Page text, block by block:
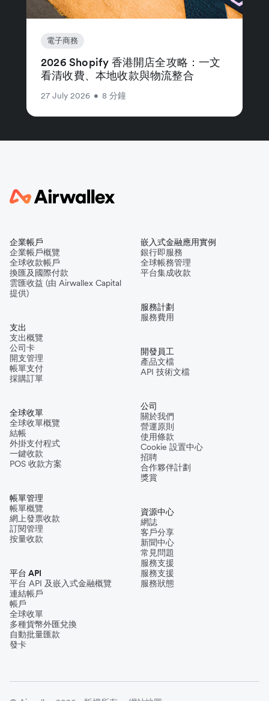
電子商務
2026 Shopify 香港開店全攻略：一文
看清收費、本地收款與物流整合
27 July 2026 • 8 分鐘
企業帳戶
企業帳戶概覽
全球收款帳戶
換匯及國際付款
雲匯收益 (由 Airwallex Capital
提供)
支出
支出概覽
公司卡
開支管理
帳單支付
採購訂單
全球收單
全球收單概覽
結帳
外掛支付程式
一鍵收款
POS 收款方案
帳單管理
帳單概覽
網上發票收款
訂閱管理
按量收款
平台 API
平台 API 及嵌入式金融概覽
連結帳戶
帳戶
全球收單
多種貨幣外匯兌換
自動批量匯款
發卡
嵌入式金融應用實例
銀行即服務
全球帳務管理
平台集成收款
服務計劃
服務費用
開發員工
產品文檔
API 技術文檔
公司
關於我們
營運原則
使用條款
Cookie 設置中心
招聘
合作夥伴計劃
獎賞
資源中心
網誌
客戶分享
新聞中心
常見問題
服務支援
服務支援
服務狀態